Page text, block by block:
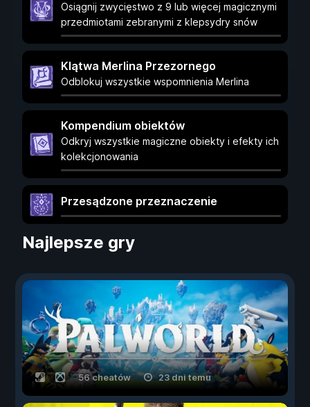
Osiągnij zwycięstwo z 9 lub więcej magicznymi
przedmiotami zebranymi z klepsydry snów
Klątwa Merlina Przezornego
Odblokuj wszystkie wspomnienia Merlina
Kompendium obiektów
Odkryj wszystkie magiczne obiekty i efekty ich
kolekcjonowania
Przesądzone przeznaczenie
Najlepsze gry
56 cheatów 23 dni temu